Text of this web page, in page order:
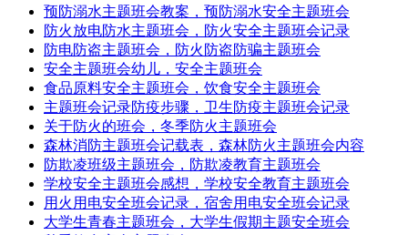
预防溺水主题班会教案，预防溺水安全主题班会
防火放电防水主题班会，防火安全主题班会记录
防电防盗主题班会，防火防盗防骗主题班会
安全主题班会幼儿，安全主题班会
食品原料安全主题班会，饮食安全主题班会
主题班会记录防疫步骤，卫生防疫主题班会记录
关于防火的班会，冬季防火主题班会
森林消防主题班会记载表，森林防火主题班会内容
防欺凌班级主题班会，防欺凌教育主题班会
学校安全主题班会感想，学校安全教育主题班会
用火用电安全班会记录，宿舍用电安全班会记录
大学生青春主题班会，大学生假期主题安全班会